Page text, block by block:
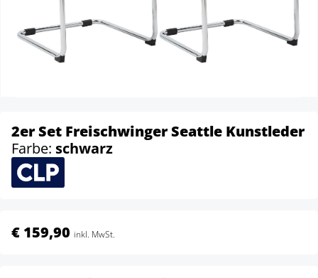
2er Set Freischwinger Seattle Kunstleder
Farbe: schwarz
€ 159,90 inkl. MwSt.